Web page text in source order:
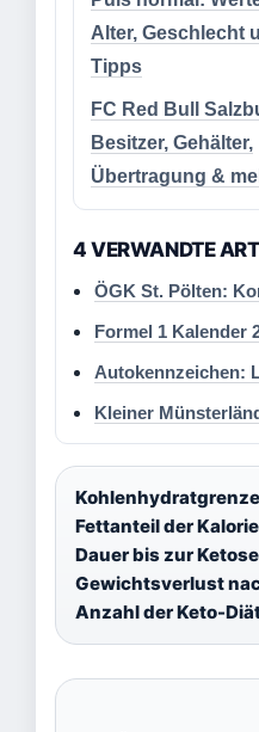
Alter, Geschlecht
Tipps
FC Red Bull
Besitzer, Gehälter,
Übertragung &
4 VERWANDTE
ÖGK St. Pölten:
Formel 1 Kalender
Autokennzeichen:
Kleiner
Fettanteil der
Dauer bis zur
Gewichtsverlust
Anzahl der Keto-